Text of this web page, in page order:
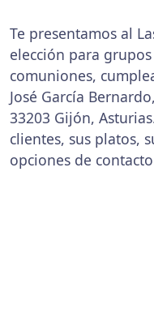
Te presentamos al
elección para
comuniones,
José García
33203 Gijón,
clientes, sus platos,
opciones de